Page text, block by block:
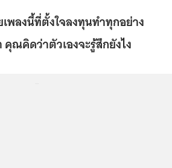
พลงนี้ที่ตั้งใจลงทุนทำทุกอย่าง
ณคิดว่าตัวเองจะรู้สึกยังไง